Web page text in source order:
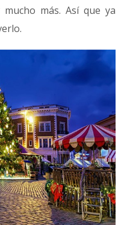
más. Así que ya